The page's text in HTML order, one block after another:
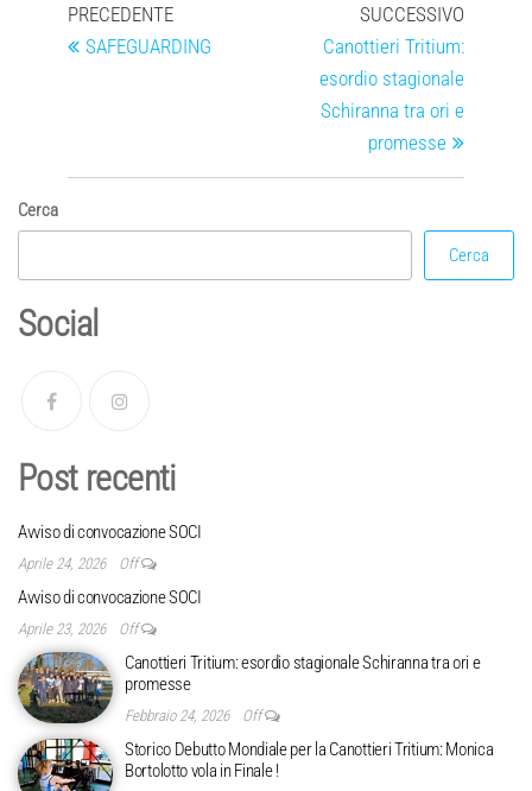
PRECEDENTE
SAFEGUARDING
SUCCESSIVO
Canottieri Tritium:
esordio stagionale
Schiranna tra ori e
promesse
Cerca
Cerca
Social
Post recenti
Avviso di convocazione SOCI
Aprile 24, 2026 Off
Avviso di convocazione SOCI
Aprile 23, 2026 Off
Canottieri Tritium: esordio stagionale Schiranna tra ori e
promesse
Febbraio 24, 2026 Off
Storico Debutto Mondiale per la Canottieri Tritium: Monica
Bortolotto vola in Finale !